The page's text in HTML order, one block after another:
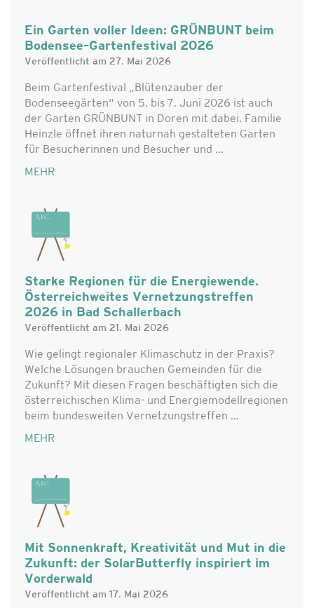
Ein Garten voller Ideen: GRÜNBUNT beim
Bodensee–Gartenfestival 2026
Veröffentlicht am 27. Mai 2026
Beim Gartenfestival „Blütenzauber der
Bodenseegärten“ von 5. bis 7. Juni 2026 ist auch
der Garten GRÜNBUNT in Doren mit dabei. Familie
Heinzle öffnet ihren naturnah gestalteten Garten
für Besucherinnen und Besucher und ...
MEHR
Starke Regionen für die Energiewende.
Österreichweites Vernetzungstreffen
2026 in Bad Schallerbach
Veröffentlicht am 21. Mai 2026
Wie gelingt regionaler Klimaschutz in der Praxis?
Welche Lösungen brauchen Gemeinden für die
Zukunft? Mit diesen Fragen beschäftigten sich die
österreichischen Klima- und Energiemodellregionen
beim bundesweiten Vernetzungstreffen ...
MEHR
Mit Sonnenkraft, Kreativität und Mut in die
Zukunft: der SolarButterfly inspiriert im
Vorderwald
Veröffentlicht am 17. Mai 2026